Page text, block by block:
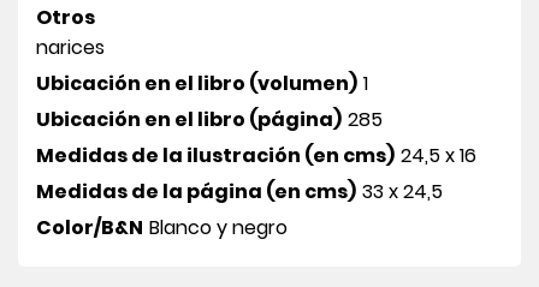
Otros
narices
Ubicación en el libro (volumen) 1
Ubicación en el libro (página) 285
Medidas de la ilustración (en cms) 24,5 x 16
Medidas de la página (en cms) 33 x 24,5
Color/B&N Blanco y negro